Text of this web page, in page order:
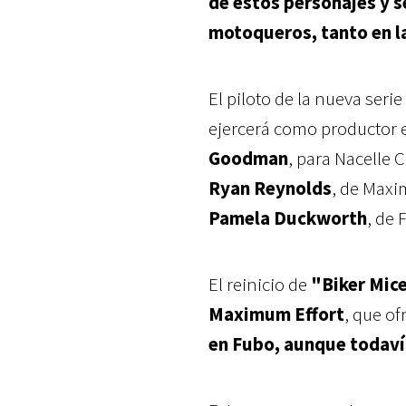
motoqueros, tanto en
El piloto de la nueva
ejercerá como productor
Goodman, para Nacelle
Ryan Reynolds, de
Pamela Duckworth, de
El reinicio de "Biker
Maximum Effort, que
en Fubo, aunque